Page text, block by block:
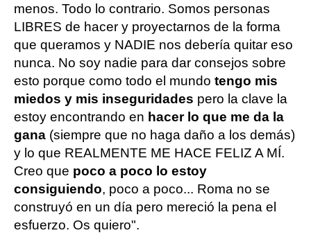
menos. Todo lo contrario. Somos personas
LIBRES de hacer y proyectarnos de la forma
que queramos y NADIE nos debería quitar eso
nunca. No soy nadie para dar consejos sobre
esto porque como todo el mundo tengo mis
miedos y mis inseguridades pero la clave la
estoy encontrando en hacer lo que me da la
gana (siempre que no haga daño a los demás)
y lo que REALMENTE ME HACE FELIZ A MÍ.
Creo que poco a poco lo estoy
consiguiendo, poco a poco... Roma no se
construyó en un día pero mereció la pena el
esfuerzo. Os quiero".